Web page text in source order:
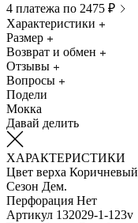
4 платежа по 2475 ₽
Характеристики
Размер
Возврат и обмен
Отзывы
Вопросы
Подели
Мокка
Давай делить
ХАРАКТЕРИСТИКИ
Цвет верха Коричневый
Сезон Дем.
Перфорация Нет
Артикул 132029-1-123v